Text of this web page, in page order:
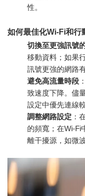
性。
如何最佳化Wi-Fi和行
切換至更強訊號
移動資料；如果
訊號更強的網路
避免高流量時段
致速度下降。儘
設定中優先連線
調整網路設定 ：
的頻寬；在Wi-Fi
離干擾源，如微